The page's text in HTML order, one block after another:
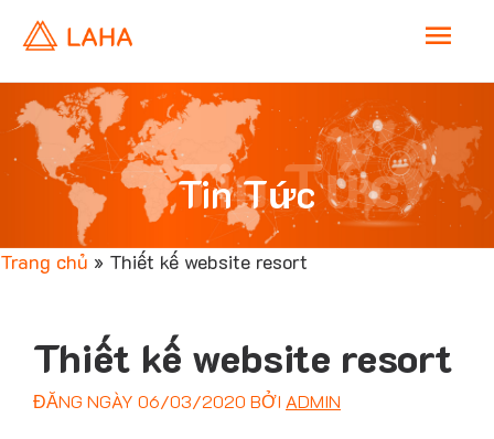
M
a
i
n
Trang chủ » Thiết kế website resort
Tin Tức
Tin Tức
Thiết kế website resort
ĐĂNG NGÀY 06/03/2020 BỞI ADMIN